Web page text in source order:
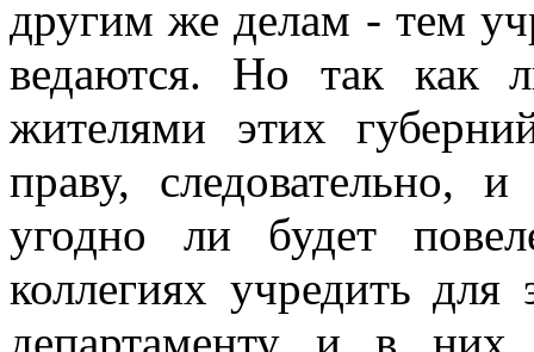
другим же делам - тем
ведаются. Но так как
жителями этих
праву,
угодно ли будет
коллегиях учредить